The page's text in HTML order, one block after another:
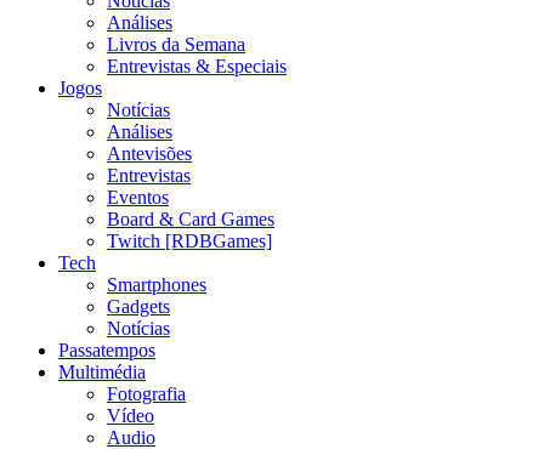
Análises
Livros da Semana
Entrevistas & Especiais
Jogos
Notícias
Análises
Antevisões
Entrevistas
Eventos
Board & Card Games
Twitch [RDBGames]
Tech
Smartphones
Gadgets
Notícias
Passatempos
Multimédia
Fotografia
Vídeo
Audio